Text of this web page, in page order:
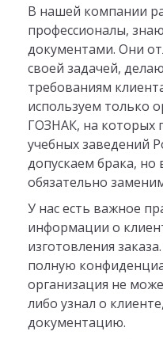
В нашей компании
профессионалы,
документами. Они
своей задачей,
требованиям
используем только
ГОЗНАК, на которых
учебных заведений
допускаем брака, но
обязательно
У нас есть важное
информации о
изготовления
полную
организация не
либо узнал о
документацию.